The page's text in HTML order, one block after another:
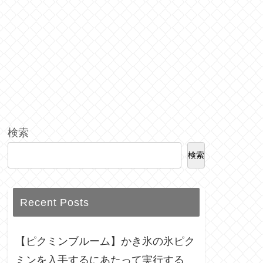
検索
検索
Recent Posts
【ピクミンブルーム】かき氷の氷ピク
ミンを入手するにあたって実行する